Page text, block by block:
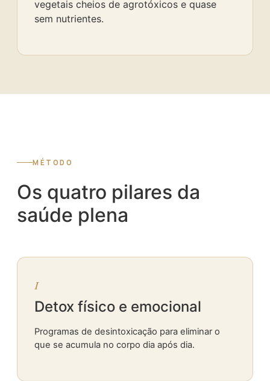
vegetais cheios de agrotóxicos e quase
sem nutrientes.
MÉTODO
Os quatro pilares da
saúde plena
I
Detox físico e emocional
Programas de desintoxicação para eliminar o
que se acumula no corpo dia após dia.